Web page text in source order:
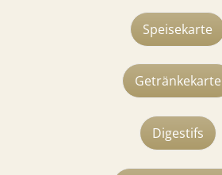
Speisekarte
Getränkekarte
Digestifs